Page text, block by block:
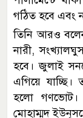
গঠিত হবে এবং
তিনি আরও
নারী,
হবে। জুলাই
এগিয়ে
হলো গণভোট।
মোহাম্মদ